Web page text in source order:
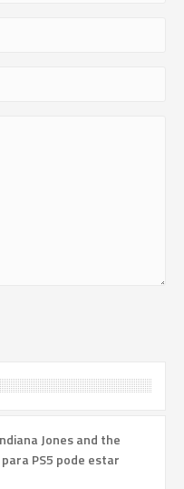
Jones and the
PS5 pode estar